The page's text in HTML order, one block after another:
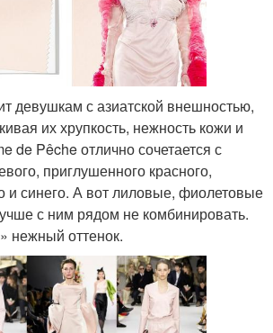
девушкам с азиатской внешностью,
их хрупкость, нежность кожи и
de Pêche отлично сочетается с
приглушенного красного,
и синего. А вот лиловые, фиолетовые
с ним рядом не комбинировать.
нежный оттенок.